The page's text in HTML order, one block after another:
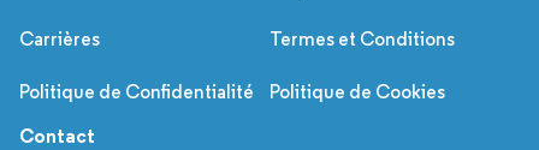
Carrières Termes et Conditions
Politique de Confidentialité Politique de Cookies
Contact